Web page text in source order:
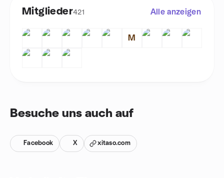
Mitglieder421 Alle anzeigen
M
Besuche uns auch auf
Facebook X xitaso.com